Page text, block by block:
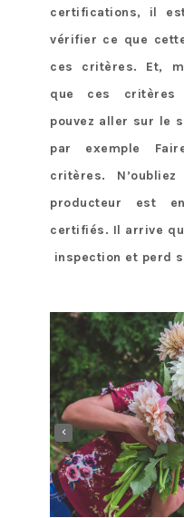
certifications, il
vérifier ce que
ces critères. Et,
que ces critères
pouvez aller sur le
par exemple
critères.
producteur est
certifiés. Il arrive
inspection et perd
‹